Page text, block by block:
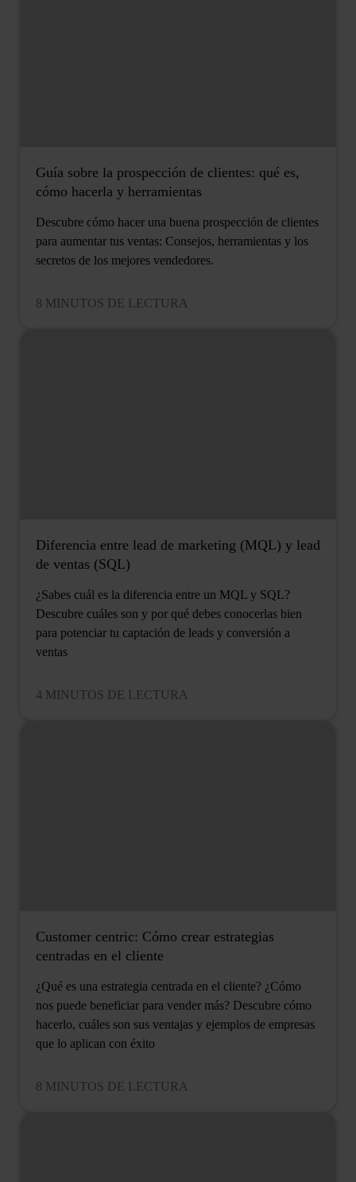
Guía sobre la prospección de clientes: qué es,
cómo hacerla y herramientas
Descubre cómo hacer una buena prospección de clientes
para aumentar tus ventas: Consejos, herramientas y los
secretos de los mejores vendedores.
8 MINUTOS DE LECTURA
Diferencia entre lead de marketing (MQL) y lead
de ventas (SQL)
¿Sabes cuál es la diferencia entre un MQL y SQL?
Descubre cuáles son y por qué debes conocerlas bien
para potenciar tu captación de leads y conversión a
ventas
4 MINUTOS DE LECTURA
Customer centric: Cómo crear estrategias
centradas en el cliente
¿Qué es una estrategia centrada en el cliente? ¿Cómo
nos puede beneficiar para vender más? Descubre cómo
hacerlo, cuáles son sus ventajas y ejemplos de empresas
que lo aplican con éxito
8 MINUTOS DE LECTURA